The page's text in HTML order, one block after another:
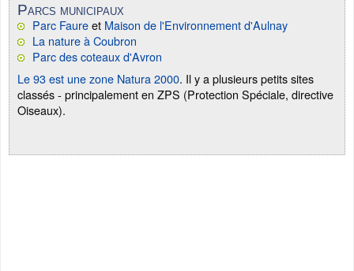
Parcs municipaux
Parc Faureet Maison de l'Environnement d'Aulnay
La nature à Coubron
Parc des coteaux d'Avron
Le 93 est une zone Natura 2000. Il y a plusieurs petits sites
classés - principalement en ZPS (Protection Spéciale, directive
Oiseaux).